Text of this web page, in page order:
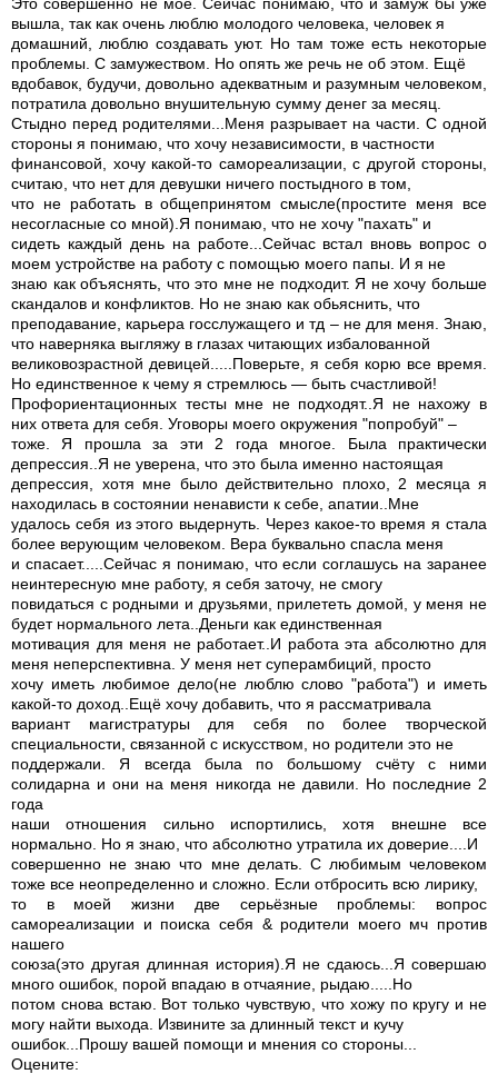
вышла, так как очень люблю молодого человека, человек я
домашний, люблю создавать уют. Но там тоже есть некоторые
проблемы. С замужеством. Но опять же речь не об этом. Ещё
вдобавок, будучи, довольно адекватным и разумным человеком,
потратила довольно внушительную сумму денег за месяц.
Стыдно перед родителями...Меня разрывает на части. С одной
стороны я понимаю, что хочу независимости, в частности
финансовой, хочу какой-то самореализации, с другой стороны,
считаю, что нет для девушки ничего постыдного в том,
что не работать в общепринятом смысле(простите меня все
несогласные со мной).Я понимаю, что не хочу "пахать" и
сидеть каждый день на работе...Сейчас встал вновь вопрос о
моем устройстве на работу с помощью моего папы. И я не
знаю как объяснять, что это мне не подходит. Я не хочу больше
скандалов и конфликтов. Но не знаю как обьяснить, что
преподавание, карьера госслужащего и тд – не для меня. Знаю,
что наверняка выгляжу в глазах читающих избалованной
великовозрастной девицей.....Поверьте, я себя корю все время.
Но единственное к чему я стремлюсь — быть счастливой!
Профориентационных тесты мне не подходят..Я не нахожу в
них ответа для себя. Уговоры моего окружения "попробуй" –
тоже. Я прошла за эти 2 года многое. Была практически
депрессия..Я не уверена, что это была именно настоящая
депрессия, хотя мне было действительно плохо, 2 месяца я
находилась в состоянии ненависти к себе, апатии..Мне
удалось себя из этого выдернуть. Через какое-то время я стала
более верующим человеком. Вера буквально спасла меня
и спасает.....Сейчас я понимаю, что если соглашусь на заранее
неинтересную мне работу, я себя заточу, не смогу
повидаться с родными и друзьями, прилететь домой, у меня не
будет нормального лета..Деньги как единственная
мотивация для меня не работает..И работа эта абсолютно для
меня неперспективна. У меня нет суперамбиций, просто
хочу иметь любимое дело(не люблю слово "работа") и иметь
какой-то доход..Ещё хочу добавить, что я рассматривала
вариант магистратуры для себя по более творческой
специальности, связанной с искусством, но родители это не
поддержали. Я всегда была по большому счёту с ними
солидарна и они на меня никогда не давили. Но последние 2
года
наши отношения сильно испортились, хотя внешне все
нормально. Но я знаю, что абсолютно утратила их доверие....И
совершенно не знаю что мне делать. С любимым человеком
тоже все неопределенно и сложно. Если отбросить всю лирику,
то в моей жизни две серьёзные проблемы: вопрос
самореализации и поиска себя & родители моего мч против
нашего
союза(это другая длинная история).Я не сдаюсь...Я совершаю
много ошибок, порой впадаю в отчаяние, рыдаю.....Но
потом снова встаю. Вот только чувствую, что хожу по кругу и не
могу найти выхода. Извините за длинный текст и кучу
ошибок...Прошу вашей помощи и мнения со стороны...
Оцените: